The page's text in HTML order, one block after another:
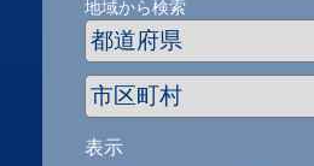
地域から検索
表示